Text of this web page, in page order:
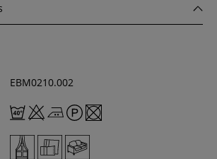
EBM0210.002